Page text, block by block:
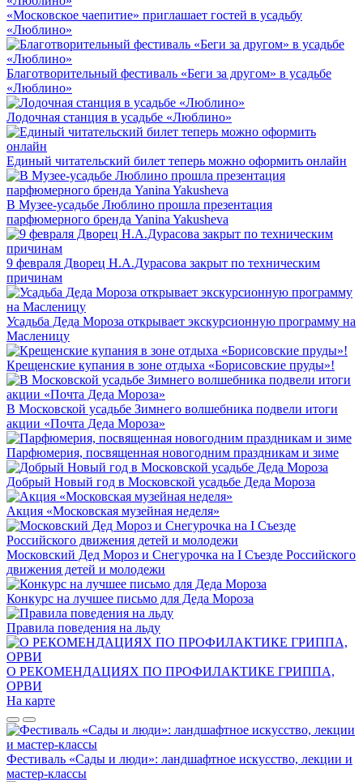
«Московское чаепитие» приглашает гостей в усадьбу
«Люблино»
Благотворительный фестиваль «Беги за другом» в усадьбе
«Люблино»
Лодочная станция в усадьбе «Люблино»
Единый читательский билет теперь можно оформить онлайн
В Музее-усадьбе Люблино прошла презентация
парфюмерного бренда Yanina Yakusheva
9 февраля Дворец Н.А.Дурасова закрыт по техническим
причинам
Усадьба Деда Мороза открывает экскурсионную программу на
Масленицу
Крещенские купания в зоне отдыха «Борисовские пруды»!
В Московской усадьбе Зимнего волшебника подвели итоги
акции «Почта Деда Мороза»
Парфюмерия, посвященная новогодним праздникам и зиме
Добрый Новый год в Московской усадьбе Деда Мороза
Акция «Московская музейная неделя»
Московский Дед Мороз и Снегурочка на I Съезде Российского
движения детей и молодежи
Конкурс на лучшее письмо для Деда Мороза
Правила поведения на льду
О РЕКОМЕНДАЦИЯХ ПО ПРОФИЛАКТИКЕ ГРИППА,
ОРВИ
На карте
Фестиваль «Сады и люди»: ландшафтное искусство, лекции и
мастер-классы